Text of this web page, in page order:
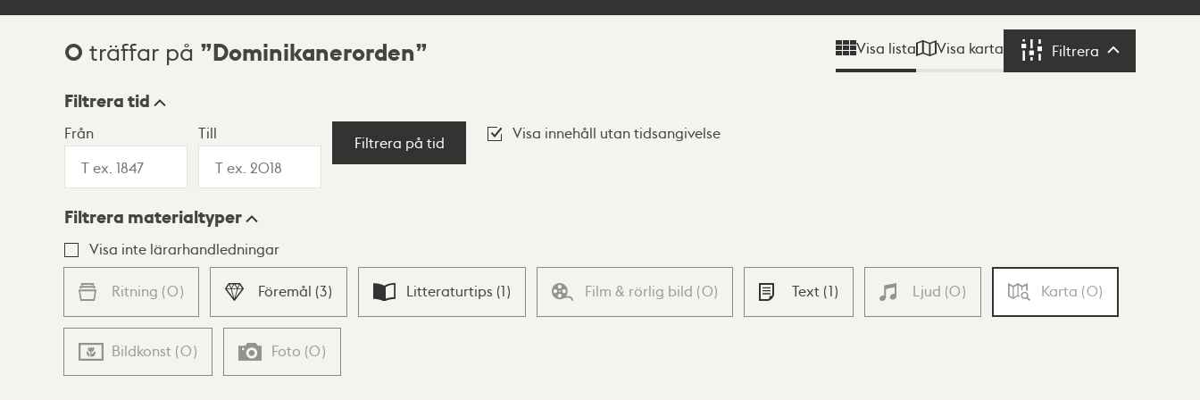
Sökresultat
0 träffar på Dominikanerorden Visa lista Visa karta Filtrera Filtrera
Visningsläge
Lista Karta
Filtrera tid
Från Till
Filtrera på tid
Visa innehåll utan tidsangivelse
Filtrera materialtyper
Visa inte lärarhandledningar
Ritning (0) Föremål (3) Litteraturtips (1) Film & rörlig bild (0) Text (1) Ljud (0) Karta (0)
Bildkonst (0) Foto (0)